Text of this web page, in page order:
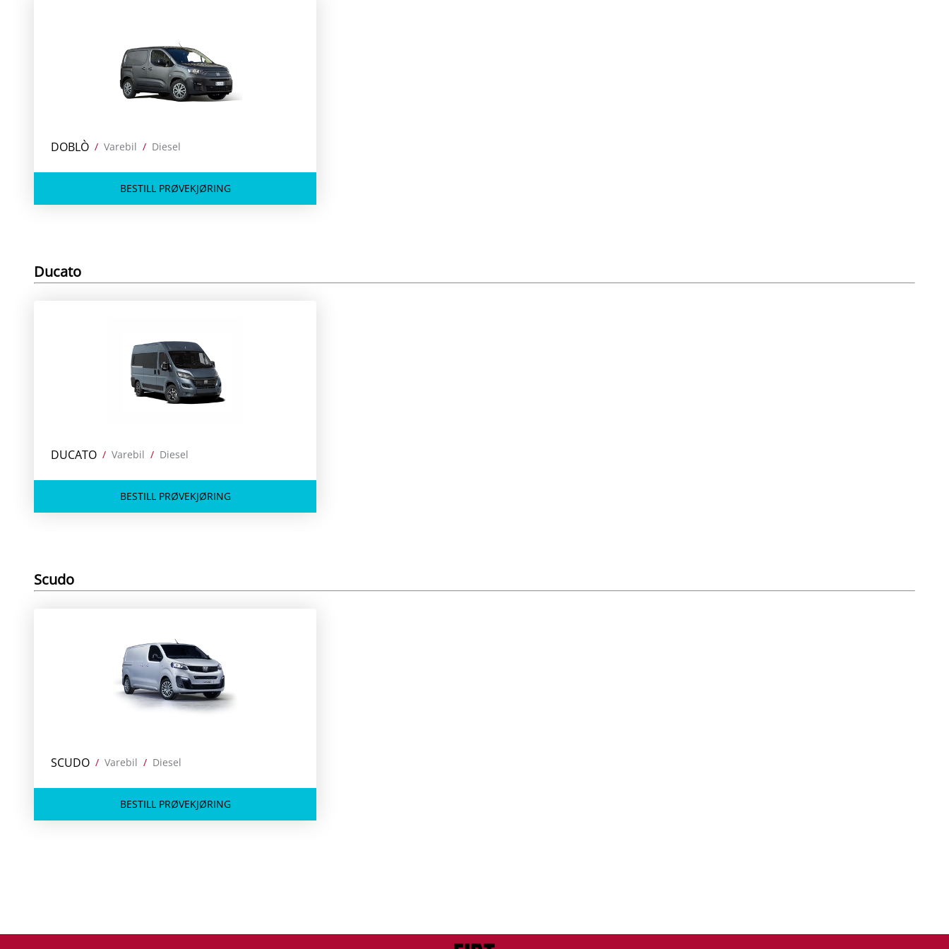
DOBLÒ / Varebil / Diesel
BESTILL PRØVEKJØRING
Ducato
DUCATO / Varebil / Diesel
BESTILL PRØVEKJØRING
Scudo
SCUDO / Varebil / Diesel
BESTILL PRØVEKJØRING